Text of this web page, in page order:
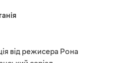
від режисера Рона